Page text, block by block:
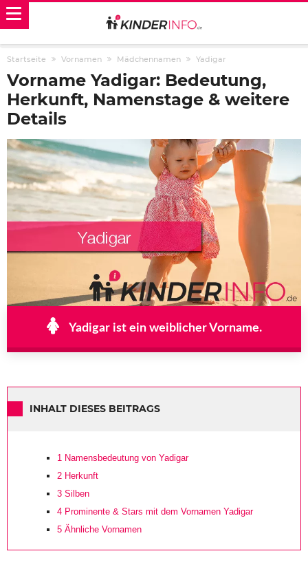
Startseite Vornamen Mädchennamen Yadigar
Vorname Yadigar: Bedeutung,
Herkunft, Namenstage & weitere
Details
Yadigar ist ein weiblicher Vorname.
INHALT DIESES BEITRAGS
1 Namensbedeutung von Yadigar
2 Herkunft
3 Silben
4 Prominente & Stars mit dem Vornamen Yadigar
5 Ähnliche Vornamen